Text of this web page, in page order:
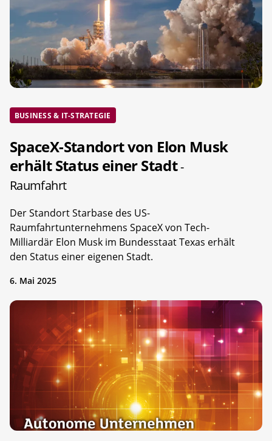
BUSINESS & IT-STRATEGIE
SpaceX-Standort von Elon Musk
erhält Status einer Stadt-
Raumfahrt
Der Standort Starbase des US-
Raumfahrtunternehmens SpaceX von Tech-
Milliardär Elon Musk im Bundesstaat Texas erhält
den Status einer eigenen Stadt.
6. Mai 2025